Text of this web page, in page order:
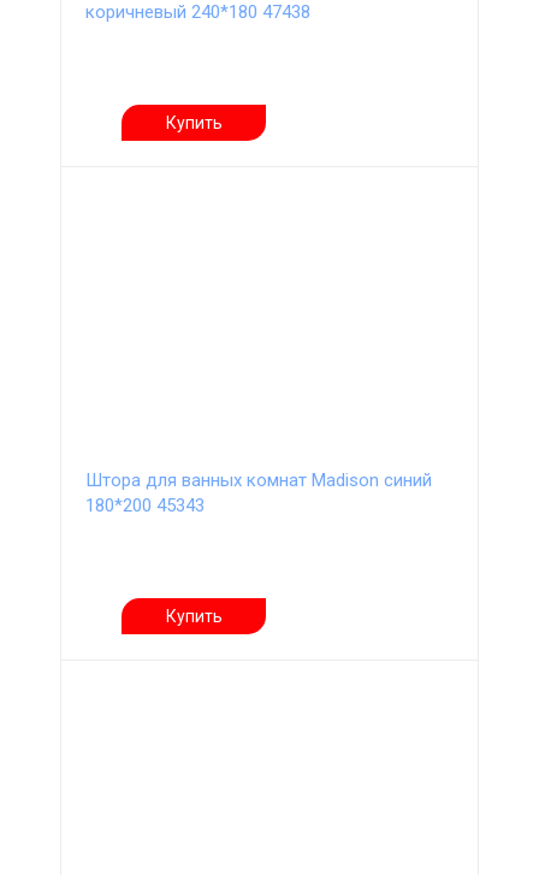
коричневый 240*180 47438
Купить
Штора для ванных комнат Madison синий
180*200 45343
Купить